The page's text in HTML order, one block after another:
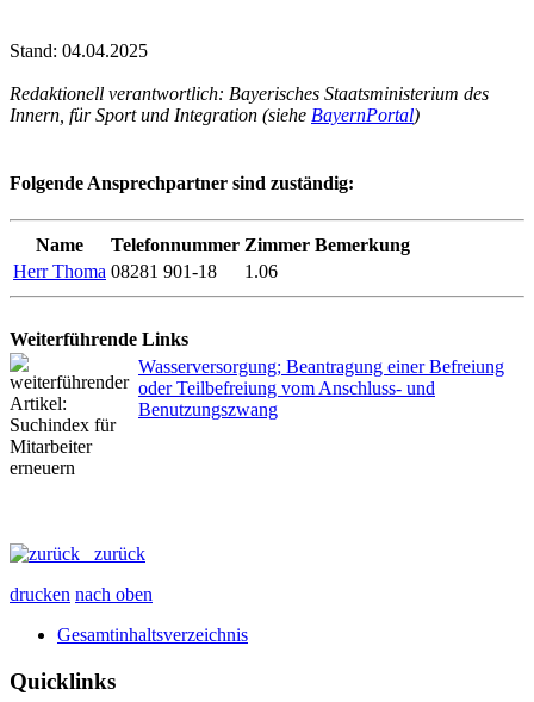
Stand: 04.04.2025
Redaktionell verantwortlich: Bayerisches Staatsministerium des
Innern, für Sport und Integration (siehe BayernPortal)
Folgende Ansprechpartner sind zuständig:
Name Telefonnummer Zimmer Bemerkung
Herr Thoma 08281 901-18 1.06
Weiterführende Links
Wasserversorgung; Beantragung einer Befreiung
oder Teilbefreiung vom Anschluss- und
Benutzungszwang
zurück
drucken nach oben
Gesamtinhaltsverzeichnis
Quicklinks